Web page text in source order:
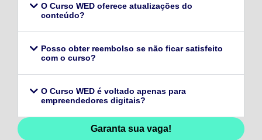
O Curso WED oferece atualizações do
conteúdo?
Posso obter reembolso se não ficar satisfeito
com o curso?
O Curso WED é voltado apenas para
empreendedores digitais?
Garanta sua vaga!